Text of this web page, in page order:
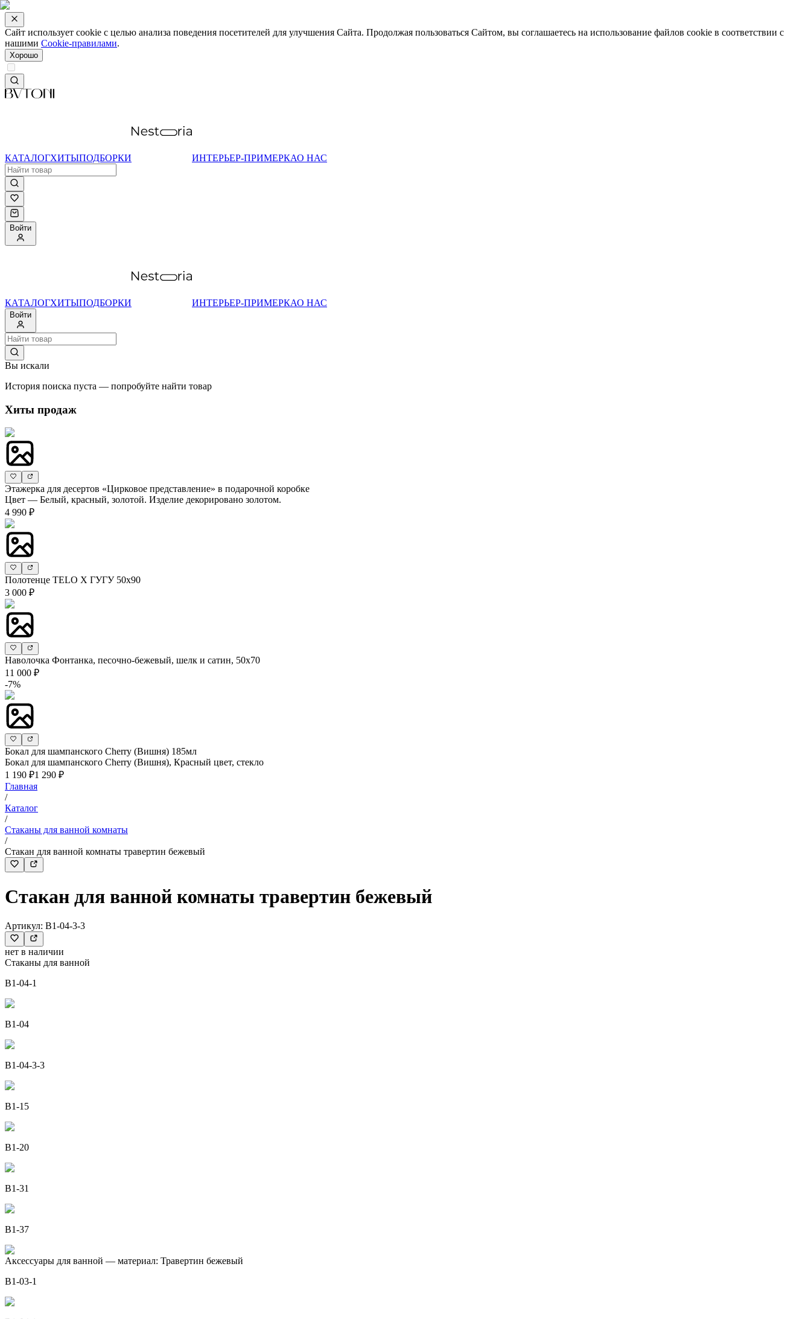
Сайт использует cookie с целью анализа поведения посетителей для улучшения Сайта. Продолжая пользоваться Сайтом, вы соглашаетесь на использование файлов cookie в соответствии с
нашими Cookie-правилами.
Хорошо
КАТАЛОГХИТЫПОДБОРКИ ИНТЕРЬЕР-ПРИМЕРКАО НАС
Войти
КАТАЛОГХИТЫПОДБОРКИ ИНТЕРЬЕР-ПРИМЕРКАО НАС
Войти
Вы искали
История поиска пуста — попробуйте найти товар
Хиты продаж
Этажерка для десертов «Цирковое представление» в подарочной коробке
Цвет — Белый, красный, золотой. Изделие декорировано золотом.
4 990 ₽
Полотенце TELO X ГУГУ 50х90
3 000 ₽
Наволочка Фонтанка, песочно-бежевый, шелк и сатин, 50х70
11 000 ₽
-7%
Бокал для шампанского Cherry (Вишня) 185мл
Бокал для шампанского Cherry (Вишня), Красный цвет, стекло
1 190 ₽1 290 ₽
Главная
/
Каталог
/
Стаканы для ванной комнаты
/
Стакан для ванной комнаты травертин бежевый
Стакан для ванной комнаты травертин бежевый
Артикул: B1-04-3-3
нет в наличии
Стаканы для ванной
B1-04-1
B1-04
B1-04-3-3
B1-15
B1-20
B1-31
B1-37
Аксессуары для ванной — материал: Травертин бежевый
B1-03-1